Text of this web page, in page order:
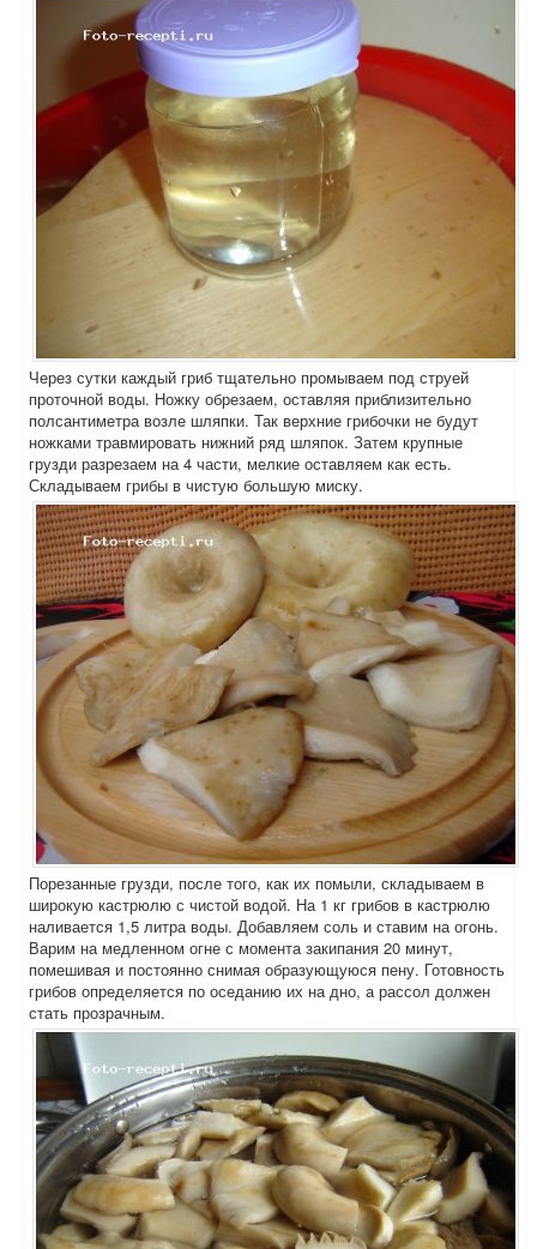
Через сутки каждый гриб тщательно промываем под струей
проточной воды. Ножку обрезаем, оставляя приблизительно
полсантиметра возле шляпки. Так верхние грибочки не будут
ножками травмировать нижний ряд шляпок. Затем крупные
грузди разрезаем на 4 части, мелкие оставляем как есть.
Складываем грибы в чистую большую миску.
Порезанные грузди, после того, как их помыли, складываем в
широкую кастрюлю с чистой водой. На 1 кг грибов в кастрюлю
наливается 1,5 литра воды. Добавляем соль и ставим на огонь.
Варим на медленном огне с момента закипания 20 минут,
помешивая и постоянно снимая образующуюся пену. Готовность
грибов определяется по оседанию их на дно, а рассол должен
стать прозрачным.